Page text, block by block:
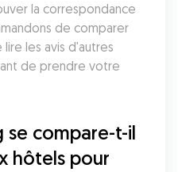
la correspondance
de comparer
les avis d'autres
de prendre votre
se compare-t-il
hôtels pour